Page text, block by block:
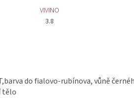
VIVINO
3.8
do fialovo-rubínova, vůně
tělo